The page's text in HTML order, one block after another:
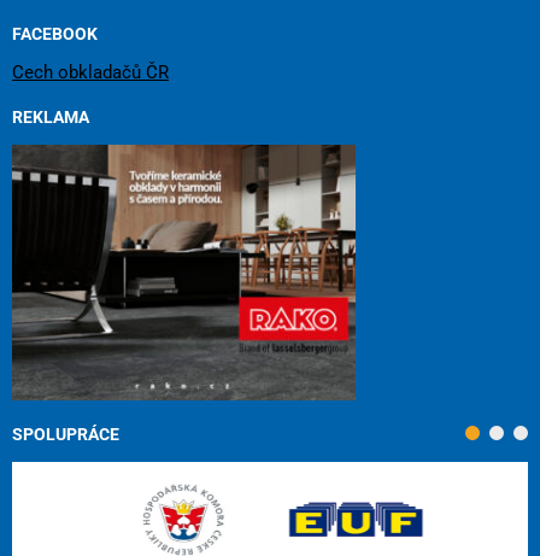
FACEBOOK
Cech obkladačů ČR
REKLAMA
SPOLUPRÁCE